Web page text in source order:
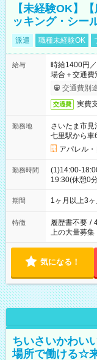
【未経験OK】
ッキング・シー
派遣 職種未経験OK
給与
時給1400円
場合＋交通費
交通費別
交通費 実費
勤務地
さいたま市見
七里駅から車
アパレル
勤務時間
(1)14:00-
19:30(休憩0
ます
期間 1ヶ月以上3
特徴 履歴書不要 /
上の大量募集
気になる！
ちいさいかわい
場所で働ける☆